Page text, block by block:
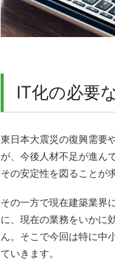
IT化の必要
東日本大震災の復興需要
が、今後人材不足が進ん
その安定性を図ることが
その一方で現在建築業界
に、現在の業務をいかに
ん。そこで今回は特に中
ていきます。